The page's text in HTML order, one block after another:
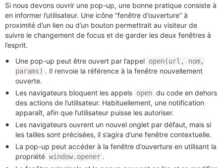
Si nous devons ouvrir une pop-up, une bonne pratique consiste à
en informer l’utilisateur. Une icône “fenêtre d’ouverture” à
proximité d’un lien ou d’un bouton permettrait au visiteur de
suivre le changement de focus et de garder les deux fenêtres à
l’esprit.
Une pop-up peut être ouvert par l’appel open(url, nom,
params) . Il renvoie la référence à la fenêtre nouvellement
ouverte.
Les navigateurs bloquent les appels open du code en dehors
des actions de l’utilisateur. Habituellement, une notification
apparaît, afin que l’utilisateur puisse les autoriser.
Les navigateurs ouvrent un nouvel onglet par défaut, mais si
les tailles sont précisées, il s’agira d’une fenêtre contextuelle.
La pop-up peut accéder à la fenêtre d’ouverture en utilisant la
propriété window.opener .